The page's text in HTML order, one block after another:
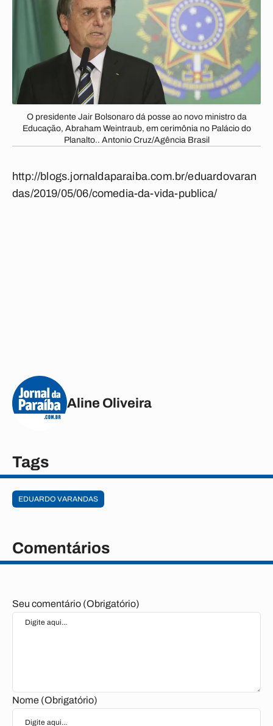
O presidente Jair Bolsonaro dá posse ao novo ministro da
Educação, Abraham Weintraub, em cerimônia no Palácio do
Planalto.. Antonio Cruz/Agência Brasil
http://blogs.jornaldaparaiba.com.br/eduardovaran
das/2019/05/06/comedia-da-vida-publica/
Aline Oliveira
Tags
EDUARDO VARANDAS
Comentários
Seu comentário (Obrigatório)
Nome (Obrigatório)